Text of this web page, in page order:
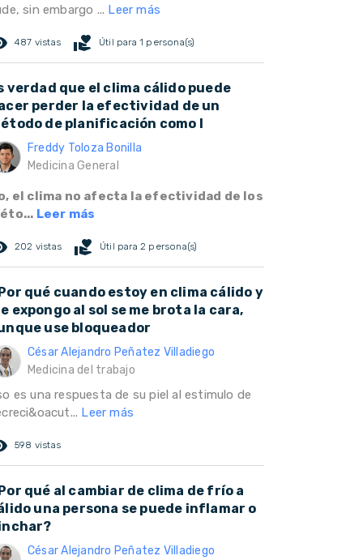
sin embargo ... Leer más
487 vistas volunteer_activism Útil para 1 persona(s)
verdad que el clima cálido puede
perder la efectividad de un
de planificación como l
Freddy Toloza Bonilla
Medicina General
el clima no afecta la efectividad de los
Leer más
202 vistas volunteer_activism Útil para 2 persona(s)
qué cuando estoy en clima cálido y
expongo al sol se me brota la cara,
use bloqueador
César Alejandro Peñatez Villadiego
Medicina del trabajo
es una respuesta de su piel al estimulo de
Leer más
598 vistas
qué al cambiar de clima de frío a
una persona se puede inflamar o
César Alejandro Peñatez Villadiego